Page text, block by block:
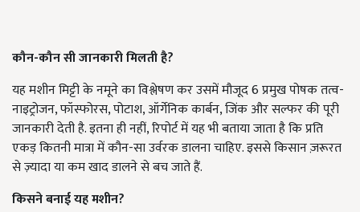
कौन-कौन सी जानकारी मिलती है?
यह मशीन मिट्टी के नमूने का विश्लेषण कर उसमें मौजूद 6 प्रमुख पोषक तत्व-
नाइट्रोजन, फॉस्फोरस, पोटाश, ऑर्गेनिक कार्बन, जिंक और सल्फर की पूरी
जानकारी देती है. इतना ही नहीं, रिपोर्ट में यह भी बताया जाता है कि प्रति
एकड़ कितनी मात्रा में कौन-सा उर्वरक डालना चाहिए. इससे किसान ज़रूरत
से ज़्यादा या कम खाद डालने से बच जाते हैं.
किसने बनाई यह मशीन?